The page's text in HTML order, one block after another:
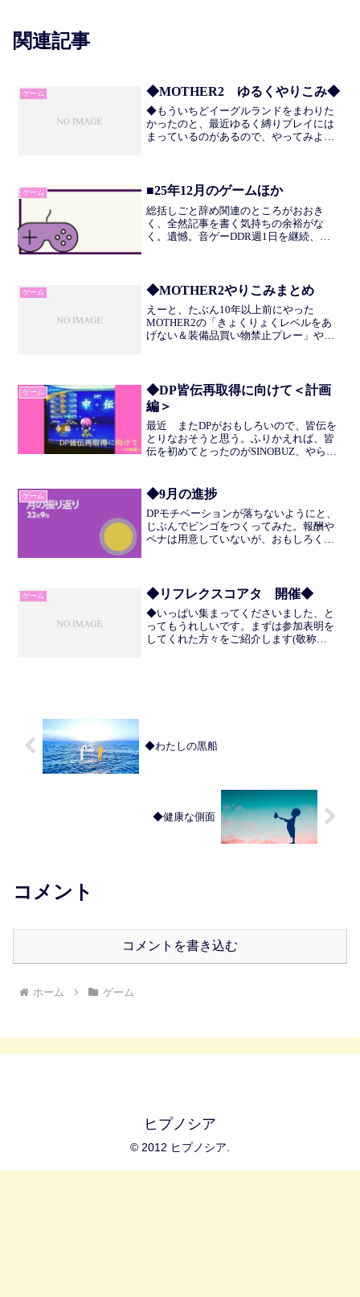
関連記事
ゲーム ◆MOTHER2 ゆるくやりこみ◆
◆もういちどイーグルランドをまわりた
かったのと、最近ゆるく縛りプレイには
まっているのがあるので、やってみよう
で、そこを大切にし...
ゲーム ■25年12月のゲームほか
総括しごと辞め関連のところがおおき
く、全然記事を書く気持ちの余裕がな
く。遺憾。音ゲーDDR週1日を継続、
べつの目標...
ゲーム ◆MOTHER2やりこみまとめ
えーと、たぶん10年以上前にやった
MOTHER2の「きょくりょくレベルをあ
げない＆装備品買い物禁止プレー」やり
バーがすさまじ...
ゲーム
◆DP皆伝再取得に向けて＜計画
編＞
最近 またDPがおもしろいので、皆伝を
とりなおそうと思う。ふりかえれば、皆
伝を初めてとったのがSINOBUZ、やらな
Verseが82回。このときも「...
ゲーム ◆9月の進捗
DPモチベーションが落ちないようにと、
じぶんでビンゴをつくってみた。報酬や
ペナは用意していないが、おもしろく遊
とはなく、むしろやる...
ゲーム ◆リフレクスコアタ 開催◆
◆いっぱい集まってくださいました、と
ってもうれしいです。まずは参加表明を
してくれた方々をご紹介します(敬称
◆わたしの黒船
◆健康な側面
コメント
コメントを書き込む
ホーム ゲーム
ヒプノシア
© 2012 ヒプノシア.